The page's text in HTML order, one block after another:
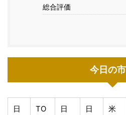
総合評価
今日の
日
TO
日
日
米